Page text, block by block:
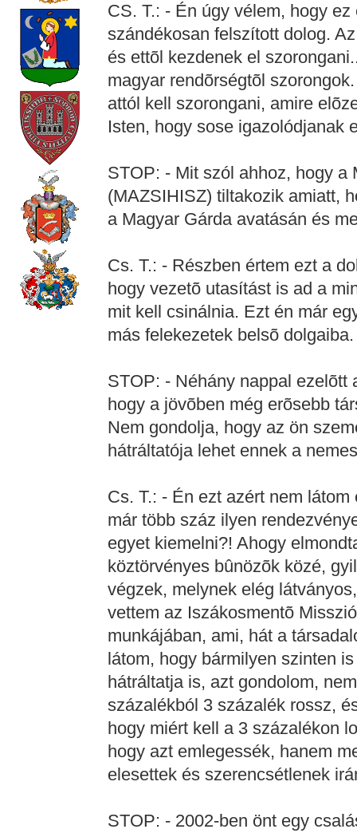
CS. T.: - Én úgy vélem, hogy
szándékosan felszított dolog.
és ettõl kezdenek el
magyar rendõrségtõl
attól kell szorongani, amire
Isten, hogy sose igazolódjanak
STOP: - Mit szól ahhoz, hogy
(MAZSIHISZ) tiltakozik amiatt,
a Magyar Gárda avatásán és
Cs. T.: - Részben értem ezt a
hogy vezetõ utasítást is ad a
mit kell csinálnia. Ezt én már
más felekezetek belsõ dolgaiba.
STOP: - Néhány nappal
hogy a jövõben még erõsebb
Nem gondolja, hogy az ön
hátráltatója lehet ennek a
Cs. T.: - Én ezt azért nem
már több száz ilyen
egyet kiemelni?! Ahogy
köztörvényes bûnözõk közé,
végzek, melynek elég
vettem az Iszákosmentõ
munkájában, ami, hát a
látom, hogy bármilyen szinten
hátráltatja is, azt gondolom,
százalékból 3 százalék rossz,
hogy miért kell a 3 százalékon
hogy azt emlegessék, hanem
elesettek és szerencsétlenek
STOP: - 2002-ben önt egy